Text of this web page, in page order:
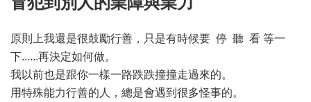
原則上我還是很鼓勵行善，只是有時候要 停 聽 看 等一
下......再決定如何做。
我以前也是跟你一樣一路跌跌撞撞走過來的。
用特殊能力行善的人，總是會遇到很多怪事的。